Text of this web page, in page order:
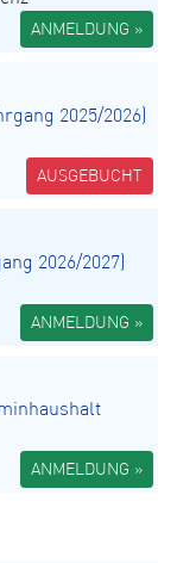
ANMELDUNG »
2025/2026)
AUSGEBUCHT
2026/2027)
ANMELDUNG »
ANMELDUNG »